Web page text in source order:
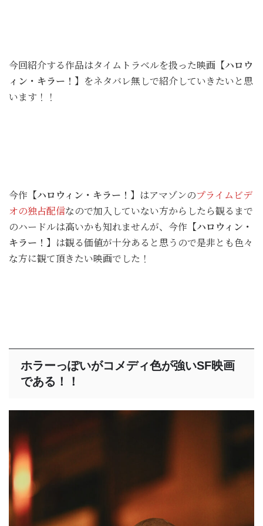
今回紹介する作品はタイムトラベルを扱った映画 【ハロウ
ィン・キラー！】 をネタバレ無しで紹介していきたいと思
います！！
今作 【ハロウィン・キラー！】 はアマゾンのプライムビデ
オの独占配信なので加入していない方からしたら観るまで
のハードルは高いかも知れませんが、今作 【ハロウィン・
キラー！】 は観る価値が十分あると思うので是非とも色々
な方に観て頂きたい映画でした！
ホラーっぽいがコメディ色が強いSF映画
である！！